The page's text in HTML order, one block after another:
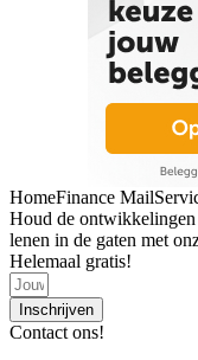
HomeFinance
Houd de ontwikkelingen
lenen in de gaten met
Helemaal gratis!
Inschrijven
Contact ons!